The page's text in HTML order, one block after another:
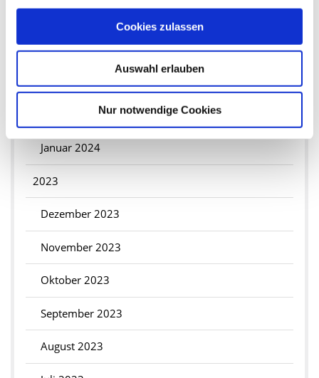
Cookies zulassen
Auswahl erlauben
Nur notwendige Cookies
April 2024
März 2024
Februar 2024
Januar 2024
2023
Dezember 2023
November 2023
Oktober 2023
September 2023
August 2023